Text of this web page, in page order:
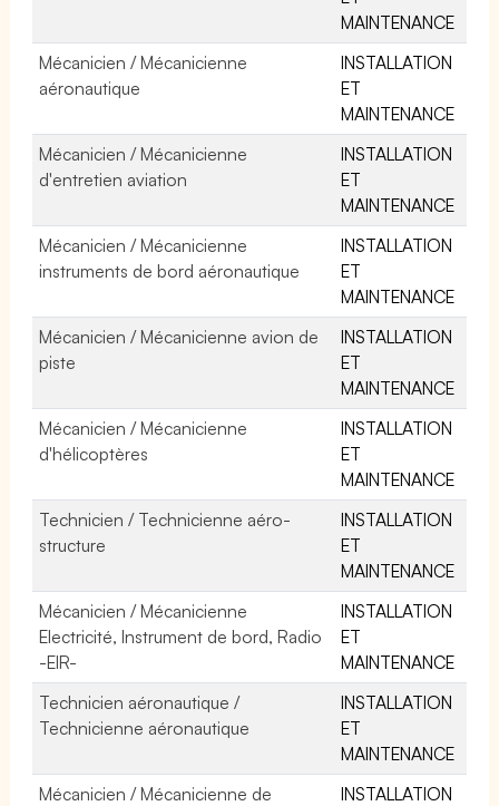
MAINTENANCE
Mécanicien / Mécanicienne
aéronautique
INSTALLATION
ET
MAINTENANCE
Mécanicien / Mécanicienne
d'entretien aviation
INSTALLATION
ET
MAINTENANCE
Mécanicien / Mécanicienne
instruments de bord aéronautique
INSTALLATION
ET
MAINTENANCE
Mécanicien / Mécanicienne avion de
piste
INSTALLATION
ET
MAINTENANCE
Mécanicien / Mécanicienne
d'hélicoptères
INSTALLATION
ET
MAINTENANCE
Technicien / Technicienne aéro-
structure
INSTALLATION
ET
MAINTENANCE
Mécanicien / Mécanicienne
Electricité, Instrument de bord, Radio
-EIR-
INSTALLATION
ET
MAINTENANCE
Technicien aéronautique /
Technicienne aéronautique
INSTALLATION
ET
MAINTENANCE
Mécanicien / Mécanicienne de
INSTALLATION